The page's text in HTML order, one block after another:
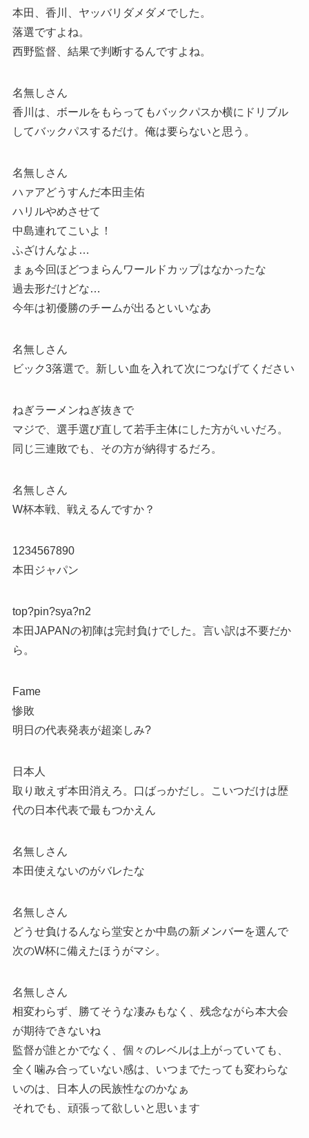
本田、香川、ヤッバリダメダメでした。
落選ですよね。
西野監督、結果で判断するんですよね。
名無しさん
香川は、ボールをもらってもバックパスか横にドリブル
してバックパスするだけ。俺は要らないと思う。
名無しさん
ハァアどうすんだ本田圭佑
ハリルやめさせて
中島連れてこいよ！
ふざけんなよ…
まぁ今回ほどつまらんワールドカップはなかったな
過去形だけどな…
今年は初優勝のチームが出るといいなあ
名無しさん
ビック3落選で。新しい血を入れて次につなげてください
ねぎラーメンねぎ抜きで
マジで、選手選び直して若手主体にした方がいいだろ。
同じ三連敗でも、その方が納得するだろ。
名無しさん
W杯本戦、戦えるんですか？
1234567890
本田ジャパン
top?pin?sya?n2
本田JAPANの初陣は完封負けでした。言い訳は不要だか
ら。
Fame
惨敗
明日の代表発表が超楽しみ?
日本人
取り敢えず本田消えろ。口ばっかだし。こいつだけは歴
代の日本代表で最もつかえん
名無しさん
本田使えないのがバレたな
名無しさん
どうせ負けるんなら堂安とか中島の新メンバーを選んで
次のW杯に備えたほうがマシ。
名無しさん
相変わらず、勝てそうな凄みもなく、残念ながら本大会
が期待できないね
監督が誰とかでなく、個々のレベルは上がっていても、
全く噛み合っていない感は、いつまでたっても変わらな
いのは、日本人の民族性なのかなぁ
それでも、頑張って欲しいと思います